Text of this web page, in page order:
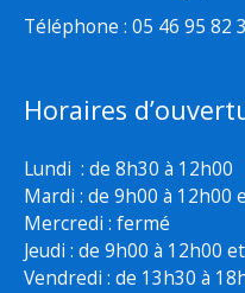
Téléphone : 05 46 95 82
Horaires
Lundi : de 8h30 à 12h00
Mardi : de 9h00 à 12h00
Mercredi : fermé
Jeudi : de 9h00 à 12h00
Vendredi : de 13h30 à